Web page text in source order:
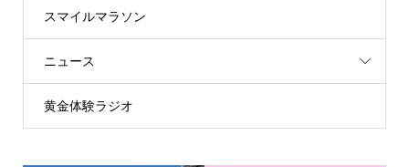
スマイルマラソン
ニュース
黄金体験ラジオ